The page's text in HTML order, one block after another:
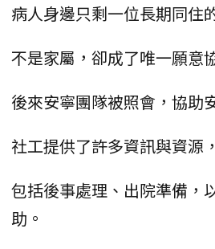
病人身邊只剩一位長期同住
不是家屬，卻成了唯一願意
後來安寧團隊被照會，協助
社工提供了許多資訊與資源，
包括後事處理、出院準備，
助。